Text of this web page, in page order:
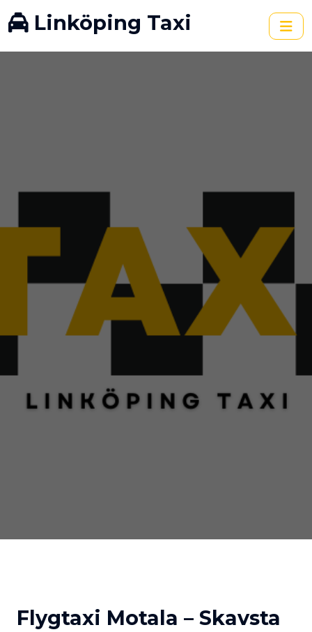
Linköping Taxi
Flygtaxi Motala – Skavsta